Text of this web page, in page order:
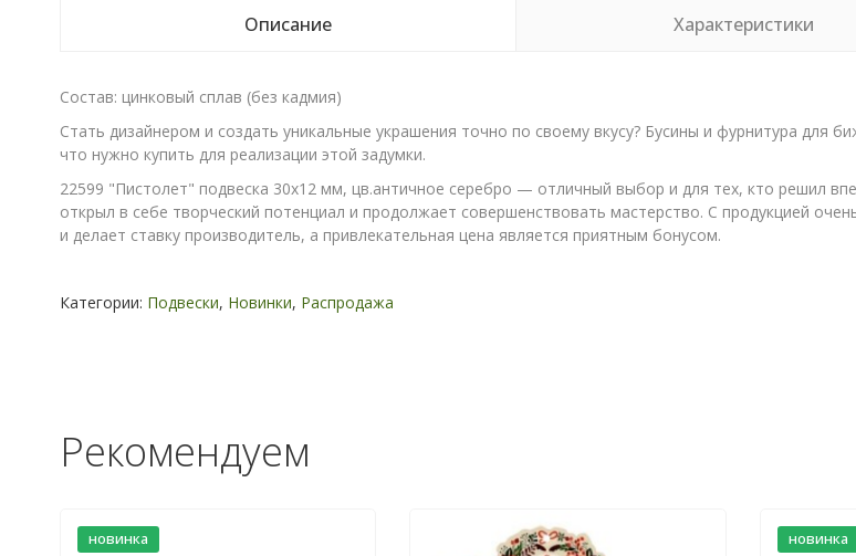
Описание Характеристики
Состав: цинковый сплав (без кадмия)
Стать дизайнером и создать уникальные украшения точно по своему вкусу? Бусины и фурнитура для
что нужно купить для реализации этой задумки.
22599 "Пистолет" подвеска 30х12 мм, цв.античное серебро — отличный выбор и для тех, кто решил
открыл в себе творческий потенциал и продолжает совершенствовать мастерство. С продукцией
и делает ставку производитель, а привлекательная цена является приятным бонусом.
Категории: Подвески, Новинки, Распродажа
Рекомендуем
новинка
новинка